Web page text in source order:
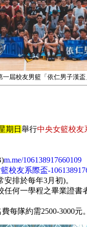
一屆校友男籃「依仁男子漢
期日 舉行中央女籃校友
m.me/106138917660109
校友系際盃-
排於每年3月初)。
何一學程之畢業證書
每隊約需2500-3000元。